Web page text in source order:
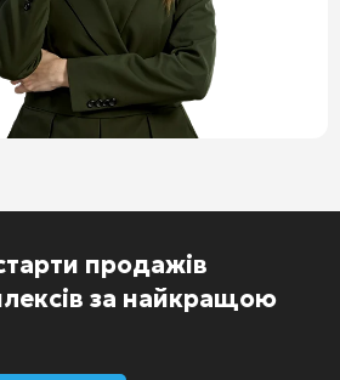
продажів
за найкращою